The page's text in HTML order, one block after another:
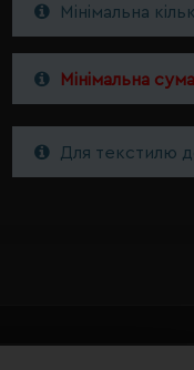
Мінімальна
Мінімальна
Для текстилю